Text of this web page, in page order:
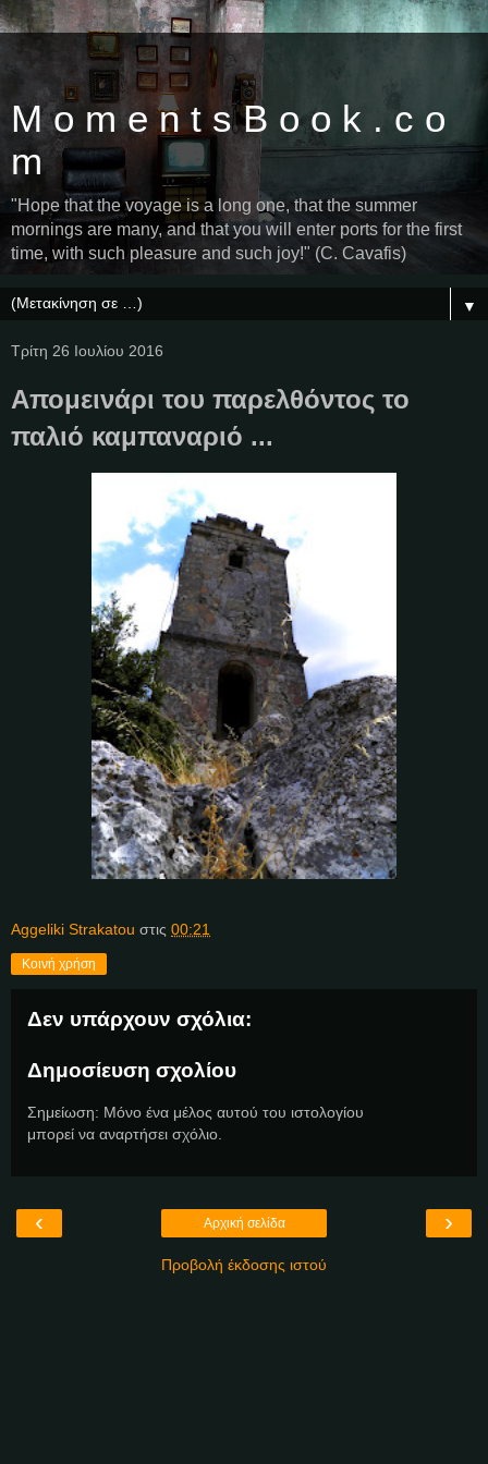
M o m e n t s B o o k . c o
m
"Hope that the voyage is a long one, that the summer
mornings are many, and that you will enter ports for the first
time, with such pleasure and such joy!" (C. Cavafis)
▼
Τρίτη 26 Ιουλίου 2016
Απομεινάρι του παρελθόντος το
παλιό καμπαναριό ...
Aggeliki Strakatou στις 00:21
Κοινή χρήση
Δεν υπάρχουν σχόλια:
Δημοσίευση σχολίου
Σημείωση: Μόνο ένα μέλος αυτού του ιστολογίου
μπορεί να αναρτήσει σχόλιο.
‹ ›
Αρχική σελίδα
Προβολή έκδοσης ιστού